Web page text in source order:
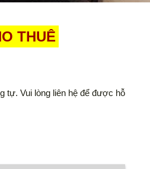
THUÊ
tự. Vui lòng liên hệ để được hỗ